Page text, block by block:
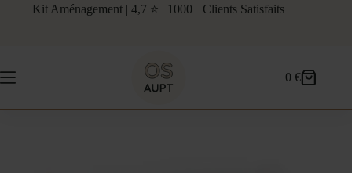
Kit Aménagement | 4,7 ⭐ | 1000+ Clients Satisfaits
Panier
0€